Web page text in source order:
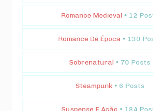
Romance Medieval • 12
Romance De Época • 130
Sobrenatural • 70 Posts
Steampunk • 6 Posts